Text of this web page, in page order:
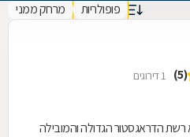
פופולריות מרחק ממני
(5) 1 דירוגים
הדראגסטור הגדולה והמובילה